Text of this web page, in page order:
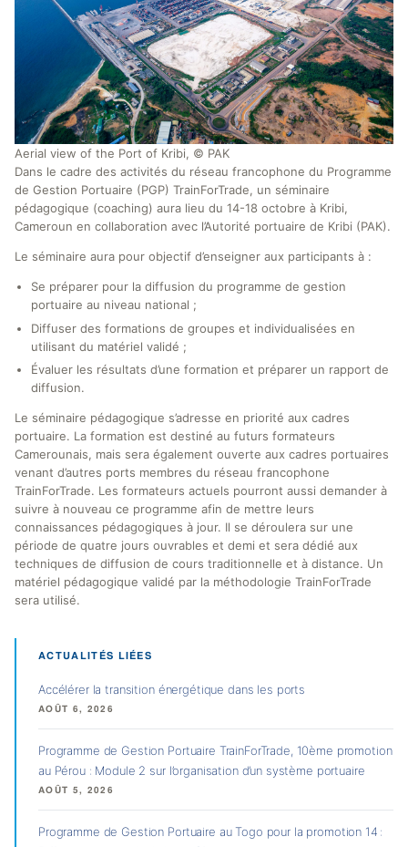
Aerial view of the Port of Kribi, © PAK
Dans le cadre des activités du réseau francophone du Programme
de Gestion Portuaire (PGP) TrainForTrade, un séminaire
pédagogique (coaching) aura lieu du 14-18 octobre à Kribi,
Cameroun en collaboration avec l’Autorité portuaire de Kribi (PAK).
Le séminaire aura pour objectif d’enseigner aux participants à :
Se préparer pour la diffusion du programme de gestion
portuaire au niveau national ;
Diffuser des formations de groupes et individualisées en
utilisant du matériel validé ;
Évaluer les résultats d’une formation et préparer un rapport de
diffusion.
Le séminaire pédagogique s’adresse en priorité aux cadres
portuaire. La formation est destiné au futurs formateurs
Camerounais, mais sera également ouverte aux cadres portuaires
venant d’autres ports membres du réseau francophone
TrainForTrade. Les formateurs actuels pourront aussi demander à
suivre à nouveau ce programme afin de mettre leurs
connaissances pédagogiques à jour. Il se déroulera sur une
période de quatre jours ouvrables et demi et sera dédié aux
techniques de diffusion de cours traditionnelle et à distance. Un
matériel pédagogique validé par la méthodologie TrainForTrade
sera utilisé.
ACTUALITÉS LIÉES
Accélérer la transition énergétique dans les ports
AOÛT 6, 2026
Programme de Gestion Portuaire TrainForTrade, 10ème promotion
au Pérou : Module 2 sur l’organisation d’un système portuaire
AOÛT 5, 2026
Programme de Gestion Portuaire au Togo pour la promotion 14 :